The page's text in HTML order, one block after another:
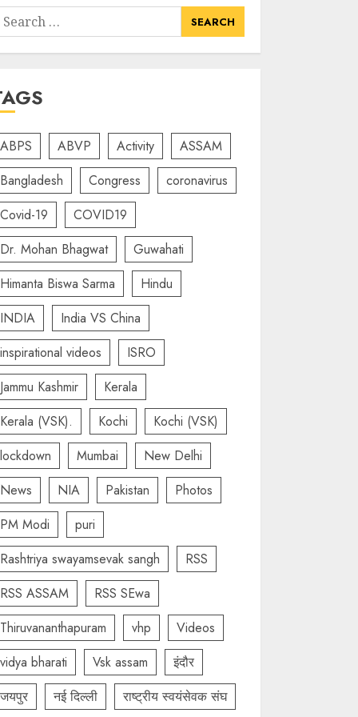
Search
ABPS ABVP Activity
ASSAM
Bangladesh
Congress
coronavirus
Covid-19
COVID19
Dr. Mohan Bhagwat
Guwahati
Himanta Biswa Sarma
Hindu
INDIA
India VS China
inspirational videos
ISRO
Jammu Kashmir
Kerala
Kerala (VSK).
Kochi
Kochi (VSK)
lockdown
Mumbai
New Delhi
News
NIA Pakistan
Photos
PM Modi
puri
Rashtriya swayamsevak sangh
RSS
RSS ASSAM
RSS SEwa
Thiruvananthapuram
vhp
Videos
vidya bharati
Vsk assam
इंदौर
जयपुर
नई दिल्ली
राष्ट्रीय स्वयंसेवक संघ